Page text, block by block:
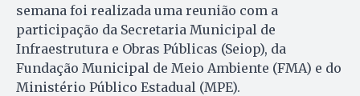
semana foi realizada uma reunião com a
participação da Secretaria Municipal de
Infraestrutura e Obras Públicas (Seiop), da
Fundação Municipal de Meio Ambiente (FMA) e do
Ministério Público Estadual (MPE).